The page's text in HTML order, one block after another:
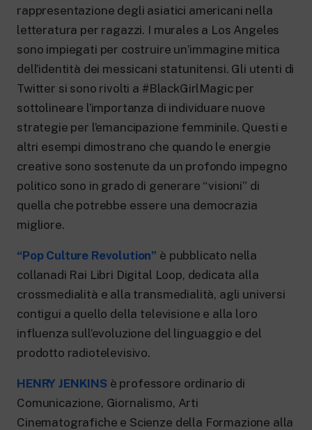
rappresentazione degli asiatici americani nella
letteratura per ragazzi. I murales a Los Angeles
sono impiegati per costruire un’immagine mitica
dell’identità dei messicani statunitensi. Gli utenti di
Twitter si sono rivolti a #BlackGirlMagic per
sottolineare l’importanza di individuare nuove
strategie per l’emancipazione femminile. Questi e
altri esempi dimostrano che quando le energie
creative sono sostenute da un profondo impegno
politico sono in grado di generare “visioni” di
quella che potrebbe essere una democrazia
migliore.
“Pop Culture Revolution” è pubblicato nella
collanadi Rai Libri Digital Loop, dedicata alla
crossmedialità e alla transmedialità, agli universi
contigui a quello della televisione e alla loro
influenza sull’evoluzione del linguaggio e del
prodotto radiotelevisivo.
HENRY JENKINSè professore ordinario di
Comunicazione, Giornalismo, Arti
Cinematografiche e Scienze della Formazione alla